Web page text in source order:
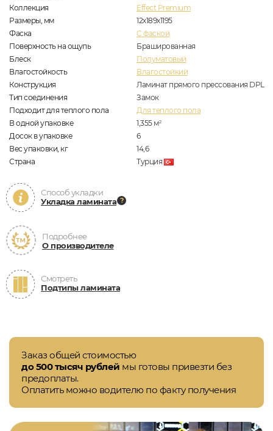
Коллекция
Effect Premium
Размеры, мм
12х189х1195
Фаска
C фаской
Поверхность на ощупь
Брашированная
Блеск
Полуматовый
Влагостойкость
Влагостойкий
Конструкция
Ламинат прямого прессования DPL
Тип соединения
Замок
Подходит для теплого пола
Для теплого пола
В одной упаковке
1,355 м2
Досок в упаковке
6
Вес упаковки, кг
14,6
Страна
Турция
Способ укладки
Укладка ламината
Подробнее
О производителе
Смотреть
Подтипы ламината
Заказ общей стоимостью
до 500 тысяч рублей мы готовы привезти без
предоплаты.
Оплатить можно водителю по факту получения